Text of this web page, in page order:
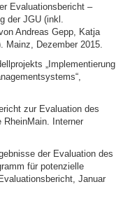
Evaluationsbericht –
der JGU (inkl.
Andreas Gepp, Katja
Mainz, Dezember 2015.
„Implementierung
zur Evaluation des
RheinMain. Interner
der Evaluation des
für potenzielle
Januar